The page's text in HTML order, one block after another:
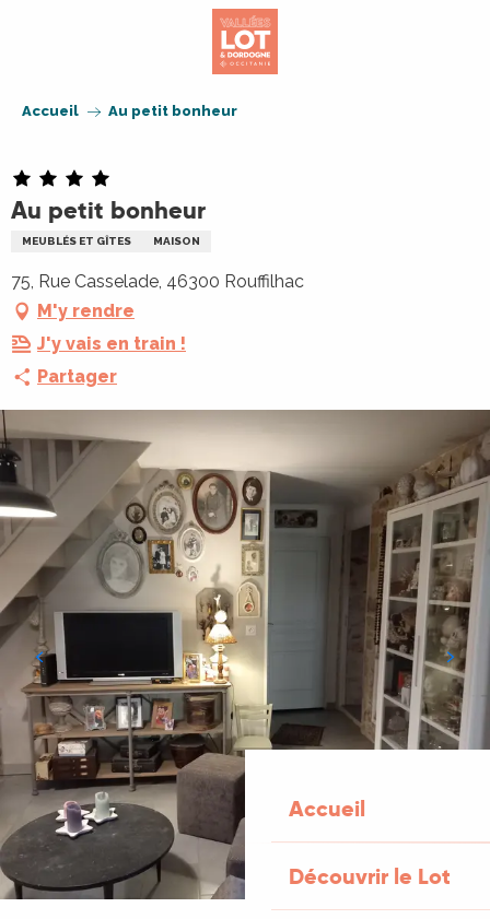
Accueil
Découvrir le Lot
Accueil Au petit bonheur
Au petit bonheur
MEUBLÉS ET GÎTES MAISON
75, Rue Casselade, 46300 Rouffilhac
M'y rendre
J'y vais en train !
Partager